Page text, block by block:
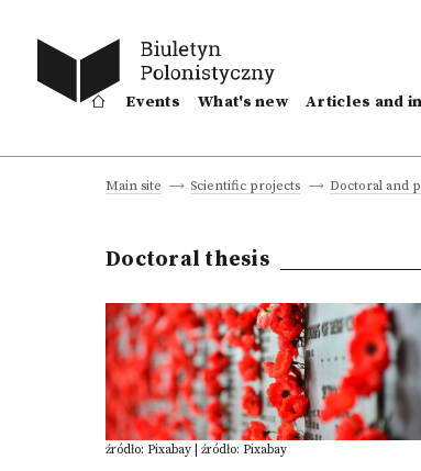
Events What's new Articles and
Main site Scientific projects Doctoral and
Doctoral thesis
źródło: Pixabay | źródło: Pixabay